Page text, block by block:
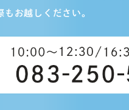
もお越しください。